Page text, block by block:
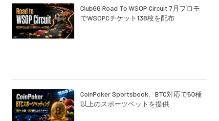
ClubGG Road To WSOP Circuit 7月プロモ
でWSOPCチケット138枚を配布
CoinPoker Sportsbook、BTC対応で50種
以上のスポーツベットを提供